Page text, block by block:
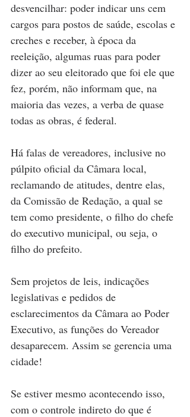
desvencilhar: poder indicar uns cem
cargos para postos de saúde, escolas e
creches e receber, à época da
reeleição, algumas ruas para poder
dizer ao seu eleitorado que foi ele que
fez, porém, não informam que, na
maioria das vezes, a verba de quase
todas as obras, é federal.
Há falas de vereadores, inclusive no
púlpito oficial da Câmara local,
reclamando de atitudes, dentre elas,
da Comissão de Redação, a qual se
tem como presidente, o filho do chefe
do executivo municipal, ou seja, o
filho do prefeito.
Sem projetos de leis, indicações
legislativas e pedidos de
esclarecimentos da Câmara ao Poder
Executivo, as funções do Vereador
desaparecem. Assim se gerencia uma
cidade!
Se estiver mesmo acontecendo isso,
com o controle indireto do que é